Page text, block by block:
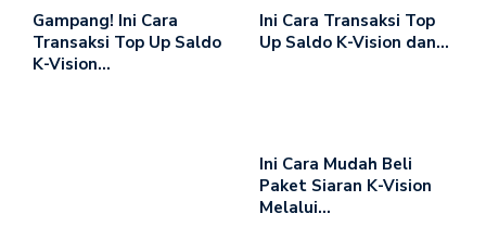
Gampang! Ini Cara
Transaksi Top Up Saldo
K-Vision…
Ini Cara Transaksi Top
Up Saldo K-Vision dan…
Ini Cara Mudah Beli
Paket Siaran K-Vision
Melalui…